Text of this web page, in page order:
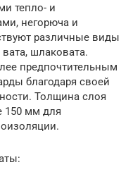
тепло- и
негорюча и
различные виды
шлаковата.
предпочтительным
благодаря своей
Толщина слоя
150 мм для